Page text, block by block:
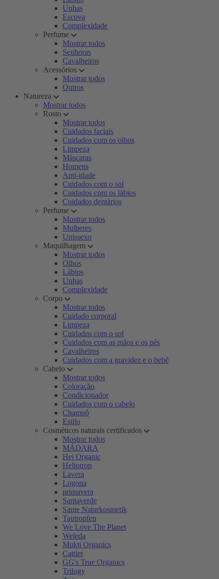
Unhas
Escova
Complexidade
Perfume
Mostrar todos
Senhoras
Cavalheiros
Acessórios
Mostrar todos
Outros
Natureza
Mostrar todos
Rosto
Mostrar todos
Cuidados faciais
Cuidados com os olhos
Limpeza
Máscaras
Homens
Anti-idade
Cuidados com o sol
Cuidados com os lábios
Cuidados dentários
Perfume
Mostrar todos
Mulheres
Unissexo
Maquilhagem
Mostrar todos
Olhos
Lábios
Unhas
Complexidade
Corpo
Mostrar todos
Cuidado corporal
Limpeza
Cuidados com o sol
Cuidados com as mãos e os pés
Cavalheiros
Cuidados com a gravidez e o bebé
Cabelo
Mostrar todos
Coloração
Condicionador
Cuidados com o cabelo
Champô
Estilo
Cosméticos naturais certificados
Mostrar todos
MÁDARA
Hej Organic
Heliotrop
Lavera
Logona
primavera
Santaverde
Sante Naturkosmetik
Tautropfen
We Love The Planet
Weleda
Mukti Organics
Cattier
GG's True Organics
Trilogy